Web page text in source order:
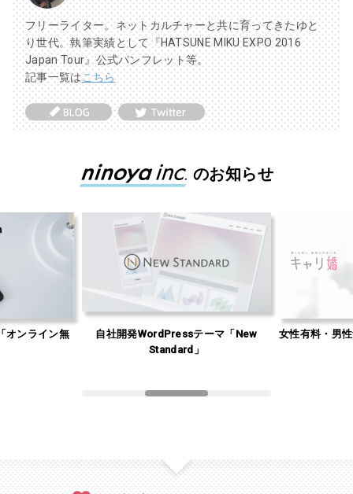
フリーライター。ネットカルチャーと共に育ってきたゆと
り世代。執筆実績として『HATSUNE MIKU EXPO 2016
Japan Tour』公式パンフレット等。
記事一覧はこちら
のお知らせ
オンライン無
自社開発WordPressテーマ「New
Standard」
女性有料・男